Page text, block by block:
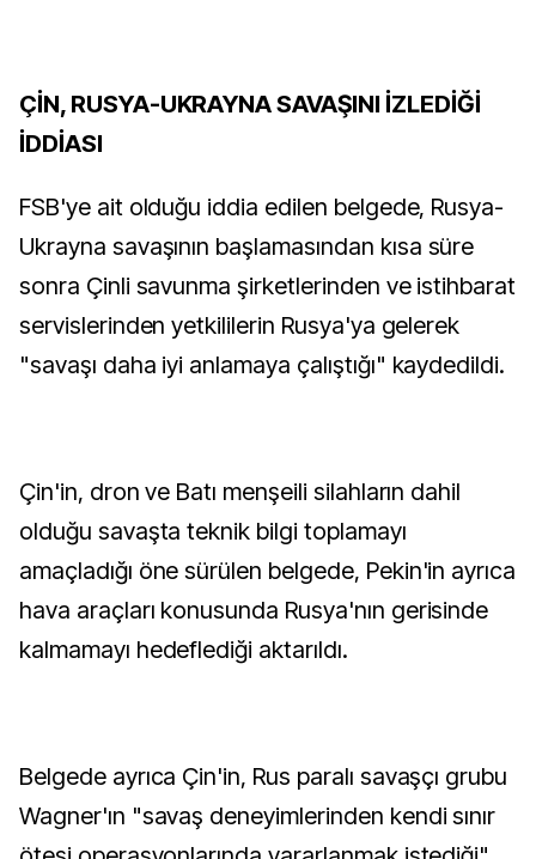
ÇİN, RUSYA-UKRAYNA SAVAŞINI İZLEDİĞİ
İDDİASI
FSB'ye ait olduğu iddia edilen belgede, Rusya-
Ukrayna savaşının başlamasından kısa süre
sonra Çinli savunma şirketlerinden ve istihbarat
servislerinden yetkililerin Rusya'ya gelerek
"savaşı daha iyi anlamaya çalıştığı" kaydedildi.
Çin'in, dron ve Batı menşeili silahların dahil
olduğu savaşta teknik bilgi toplamayı
amaçladığı öne sürülen belgede, Pekin'in ayrıca
hava araçları konusunda Rusya'nın gerisinde
kalmamayı hedeflediği aktarıldı.
Belgede ayrıca Çin'in, Rus paralı savaşçı grubu
Wagner'ın "savaş deneyimlerinden kendi sınır